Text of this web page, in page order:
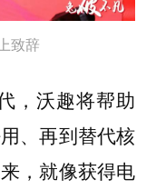
致辞
，沃趣将帮助
、再到替代核
，就像获得电